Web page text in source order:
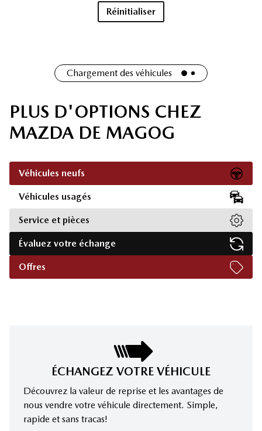
Réinitialiser
Chargement des véhicules
PLUS D'OPTIONS CHEZ
MAZDA DE MAGOG
Véhicules neufs
Véhicules usagés
Service et pièces
Évaluez votre échange
Offres
ÉCHANGEZ VOTRE VÉHICULE
Découvrez la valeur de reprise et les avantages de
nous vendre votre véhicule directement. Simple,
rapide et sans tracas!